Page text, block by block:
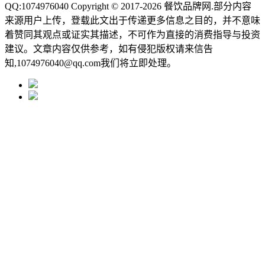
QQ:1074976040 Copyright © 2017-2026 餐饮品牌网 .部分内容
来源用户上传，登载此文出于传递更多信息之目的，并不意味
着赞同其观点或证实其描述，不可作为直接的消费指导与投资
建议。文章内容仅供参考，如有侵犯版权请来信告
知,1074976040@qq.com我们将立即处理。